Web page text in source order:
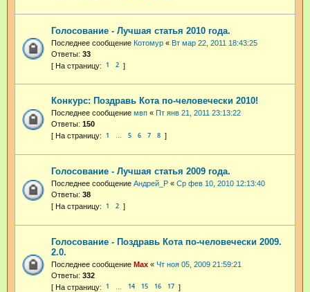
Голосование - Лучшая статья 2010 года.
Последнее сообщение Котомур « Вт мар 22, 2011 18:43:25
Ответы: 33
1 2
Конкурс: Поздравь Кота по-человечески 2010!
Последнее сообщение мвп « Пт янв 21, 2011 23:13:22
Ответы: 150
1 … 5 6 7 8
Голосование - Лучшая статья 2009 года.
Последнее сообщение Андрей_Р « Ср фев 10, 2010 12:13:40
Ответы: 38
1 2
Голосование - Поздравь Кота по-человечески 2009.
2.0.
Последнее сообщение Max « Чт ноя 05, 2009 21:59:21
Ответы: 332
1 14 15 16 17